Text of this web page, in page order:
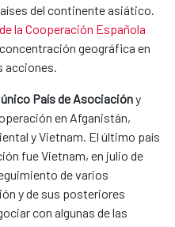
del continente asiático.
la Cooperación Española
geográfica en
acciones.
País de Asociacióny
en Afganistán,
y Vietnam. El último país
fue Vietnam, en julio de
de varios
y de sus posteriores
con algunas de las